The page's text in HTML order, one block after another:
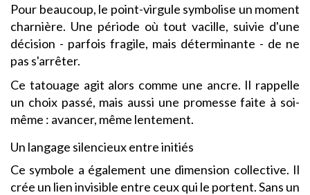
Pour beaucoup, le point-virgule symbolise un moment
charnière. Une période où tout vacille, suivie d'une
décision - parfois fragile, mais déterminante - de ne
pas s'arrêter.
Ce tatouage agit alors comme une ancre. Il rappelle
un choix passé, mais aussi une promesse faite à soi-
même : avancer, même lentement.
Un langage silencieux entre initiés
Ce symbole a également une dimension collective. Il
crée un lien invisible entre ceux qui le portent. Sans un